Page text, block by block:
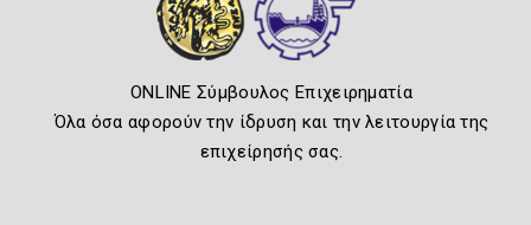
ONLINE Σύμβουλος Επιχειρηματία
Όλα όσα αφορούν την ίδρυση και την λειτουργία της
επιχείρησής σας.